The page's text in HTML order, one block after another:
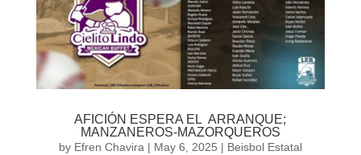
AFICIÓN ESPERA EL ARRANQUE;
MANZANEROS-MAZORQUEROS
by Efren Chavira| May 6, 2025 | Beisbol Estatal